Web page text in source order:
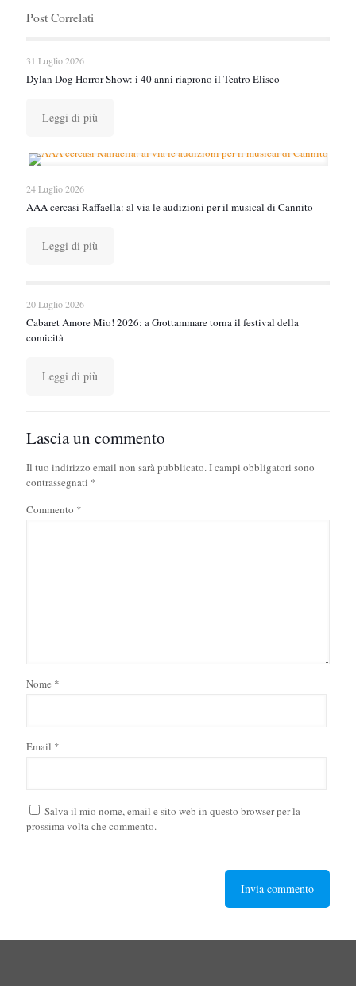
Post Correlati
31 Luglio 2026
Dylan Dog Horror Show: i 40 anni riaprono il Teatro Eliseo
Leggi di più
24 Luglio 2026
AAA cercasi Raffaella: al via le audizioni per il musical di Cannito
Leggi di più
20 Luglio 2026
Cabaret Amore Mio! 2026: a Grottammare torna il festival della
comicità
Leggi di più
Lascia un commento
Il tuo indirizzo email non sarà pubblicato.I campi obbligatori sono
contrassegnati *
Commento *
Nome *
Email *
Salva il mio nome, email e sito web in questo browser per la
prossima volta che commento.